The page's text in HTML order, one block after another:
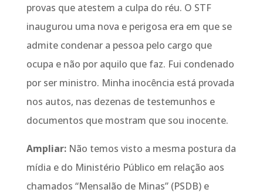
provas que atestem a culpa do réu. O STF
inaugurou uma nova e perigosa era em que se
admite condenar a pessoa pelo cargo que
ocupa e não por aquilo que faz. Fui condenado
por ser ministro. Minha inocência está provada
nos autos, nas dezenas de testemunhos e
documentos que mostram que sou inocente.
Ampliar:Não temos visto a mesma postura da
mídia e do Ministério Público em relação aos
chamados “Mensalão de Minas” (PSDB) e